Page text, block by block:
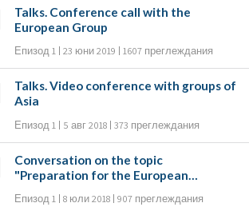
Talks. Conference call with the
European Group
Епизод 1 23 юни 2019 1607 преглеждания
Talks. Video conference with groups of
Asia
Епизод 1 5 авг 2018 373 преглеждания
Conversation on the topic
"Preparation for the European
Епизод 1 8 юли 2018 907 преглеждания